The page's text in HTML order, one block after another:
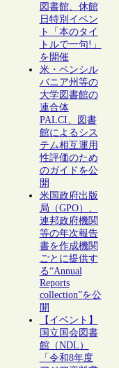
図書館、休館
日特別イベン
ト「本のタイ
トルで一句!」
を開催
米・ペンシル
バニア州等の
大学図書館の
連合体
PALCI、図書
館によるシス
テム相互運用
性評価のため
のガイドを公
開
米国政府出版
局（GPO）、
連邦政府機関
等の年次報告
書を作成機関
ごとに提供す
る“Annual
Reports
collection”を公
開
【イベント】
国立国会図書
館（NDL）
「令和8年度